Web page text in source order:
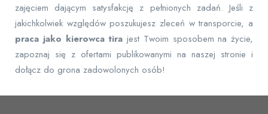
zajęciem dającym satysfakcję z pełnionych zadań. Jeśli z
jakichkolwiek względów poszukujesz zleceń w transporcie, a
praca jako kierowca tira jest Twoim sposobem na życie,
zapoznaj się z ofertami publikowanymi na naszej stronie i
dołącz do grona zadowolonych osób!